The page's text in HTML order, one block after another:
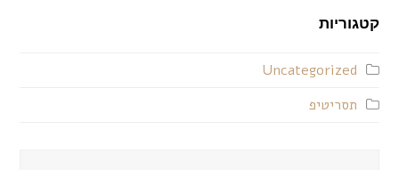
קטגוריות
Uncategorized
תסריטיפ